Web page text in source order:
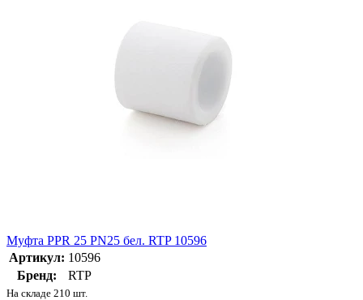
Муфта PPR 25 PN25 бел. RTP 10596
Артикул: 10596
Бренд:
RTP
На складе 210 шт.